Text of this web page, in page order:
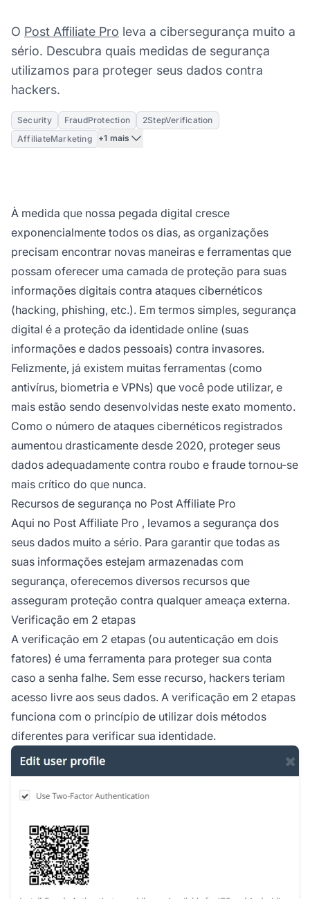
O Post Affiliate Pro leva a cibersegurança muito a
sério. Descubra quais medidas de segurança
utilizamos para proteger seus dados contra
hackers.
Security FraudProtection
2StepVerification
AffiliateMarketing
+1 mais
À medida que nossa pegada digital cresce
exponencialmente todos os dias, as organizações
precisam encontrar novas maneiras e ferramentas que
possam oferecer uma camada de proteção para suas
informações digitais contra ataques cibernéticos
(hacking, phishing, etc.). Em termos simples, segurança
digital é a proteção da identidade online (suas
informações e dados pessoais) contra invasores.
Felizmente, já existem muitas ferramentas (como
antivírus, biometria e VPNs) que você pode utilizar, e
mais estão sendo desenvolvidas neste exato momento.
Como o número de ataques cibernéticos registrados
aumentou drasticamente desde 2020, proteger seus
dados adequadamente contra roubo e fraude tornou-se
mais crítico do que nunca.
Recursos de segurança no Post Affiliate Pro
Aqui no Post Affiliate Pro , levamos a segurança dos
seus dados muito a sério. Para garantir que todas as
suas informações estejam armazenadas com
segurança, oferecemos diversos recursos que
asseguram proteção contra qualquer ameaça externa.
Verificação em 2 etapas
A verificação em 2 etapas (ou autenticação em dois
fatores) é uma ferramenta para proteger sua conta
caso a senha falhe. Sem esse recurso, hackers teriam
acesso livre aos seus dados. A verificação em 2 etapas
funciona com o princípio de utilizar dois métodos
diferentes para verificar sua identidade.